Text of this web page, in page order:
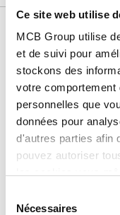
Ce site web utilise
MCB Group utilise
et de suivi pour
stockons des
votre comportement
personnelles que
données pour
d'autres parties afin
pouvez autoriser
plus d'informations
Nécessaires
Liste de
1.4301/
laminé à
N° d'article